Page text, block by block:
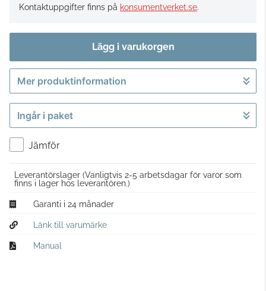
Kontaktuppgifter finns på konsumentverket.se.
Lägg i varukorgen
Gå till kassan
Mer produktinformation
Ingår i paket
Jämför
Leverantörslager (Vanligtvis 2-5 arbetsdagar för varor som
finns i lager hos leverantören.)
Garanti i 24 månader
Länk till varumärke
Manual